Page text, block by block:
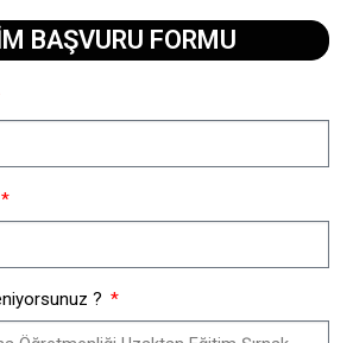
BAŞVURU FORMU​
?